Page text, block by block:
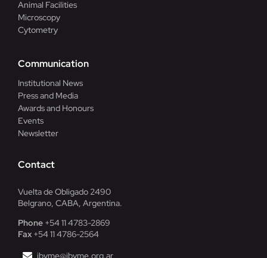
Animal Facilities
Microscopy
Cytometry
Communication
Institutional News
Press and Media
Awards and Honours
Events
Newsletter
Contact
Vuelta de Obligado 2490
Belgrano, CABA, Argentina.
Phone+54 11 4783-2869
Fax+54 11 4786-2564
ibyme@ibyme.org.ar